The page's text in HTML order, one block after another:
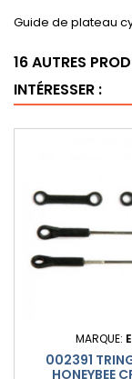
Guide de plateau
16 AUTRES
INTÉRESSER :
MARQUE:
002391
HONEYBEE